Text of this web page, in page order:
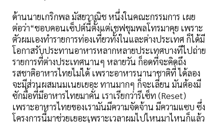
ด้านนายเกริกพล มัสยวาณิช หนึ่งในคณะกรรมการ เผย
ต่อว่า“ชอบคอนเซ็ปต์นี้ตั้งแต่เชฟชุมพลโทรมาคุย เพราะ
ตัวผมเองทำรายการท่องเที่ยวทั้งในและต่างประเทศ ก็ได้มี
โอกาสรับประทานอาหารหลากหลายประเทศบางทีไปถ่าย
รายการที่ต่างประเทศนานๆ หลายวัน ก็อดที่จะคิดถึง
รสชาติอาหารไทยไม่ได้ เพราะอาหารนานาชาติที่ ได้ลอง
จะมีส่วนผสมนมเนยเยอะ ทานมากๆ ก็จะเลี่ยน มันต้องมี
ซักมื้อที่มีอาหารไทยมาคั่น เราเรียกว่ารีเซ็ท (Reset)
เพราะอาหารไทยของเรามันมีความจัดจ้าน มีความแซบ ซึ่ง
โครงการนี้มาช่วยเยอะเพราะเวลาผมไปไหนมาไหนก็แล้ว